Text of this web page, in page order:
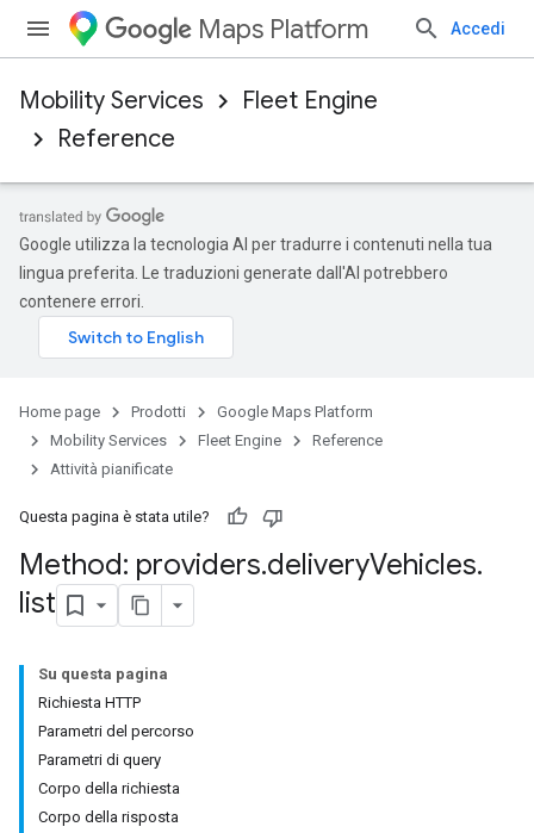
Maps Platform Accedi
Mobility Services
Fleet Engine
Reference
Google utilizza la tecnologia AI per tradurre i contenuti nella tua
lingua preferita. Le traduzioni generate dall'AI potrebbero
contenere errori.
Home page Prodotti
Google Maps Platform
Mobility Services
Fleet Engine
Reference
Attività pianificate
Questa pagina è stata utile?
Method: providers.deliveryVehicles.
list
Su questa pagina
Richiesta HTTP
Parametri del percorso
Parametri di query
Corpo della richiesta
Corpo della risposta